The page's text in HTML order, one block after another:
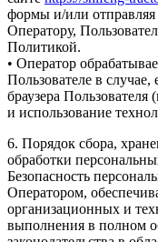
формы и/или
Оператору,
Политикой.
• Оператор
Пользователе в случае,
браузера
и использование
6. Порядок сбора,
обработки
Безопасность
Оператором,
организационных и
выполнения в полном